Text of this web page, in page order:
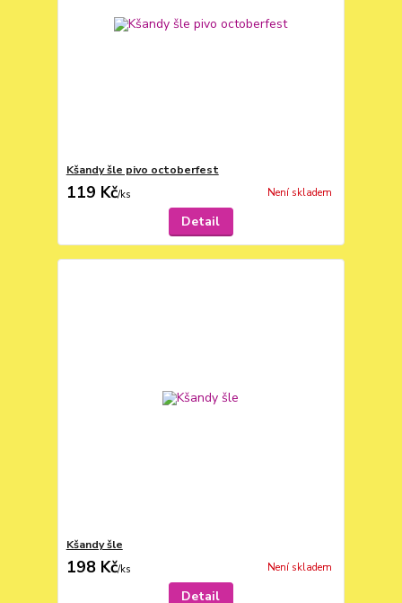
Kšandy šle pivo octoberfest
119 Kč/ks Není skladem
Detail
Kšandy šle
198 Kč/ks Není skladem
Detail